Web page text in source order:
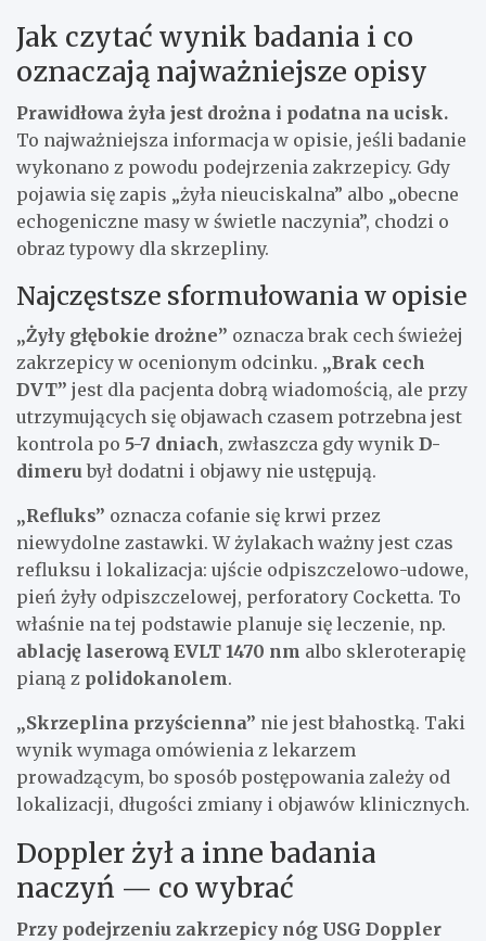
Jak czytać wynik badania i co
oznaczają najważniejsze opisy
Prawidłowa żyła jest drożna i podatna na ucisk.
To najważniejsza informacja w opisie, jeśli badanie
wykonano z powodu podejrzenia zakrzepicy. Gdy
pojawia się zapis „żyła nieuciskalna” albo „obecne
echogeniczne masy w świetle naczynia”, chodzi o
obraz typowy dla skrzepliny.
Najczęstsze sformułowania w opisie
„Żyły głębokie drożne” oznacza brak cech świeżej
zakrzepicy w ocenionym odcinku. „Brak cech
DVT” jest dla pacjenta dobrą wiadomością, ale przy
utrzymujących się objawach czasem potrzebna jest
kontrola po 5-7 dniach, zwłaszcza gdy wynik D-
dimeru był dodatni i objawy nie ustępują.
„Refluks” oznacza cofanie się krwi przez
niewydolne zastawki. W żylakach ważny jest czas
refluksu i lokalizacja: ujście odpiszczelowo-udowe,
pień żyły odpiszczelowej, perforatory Cocketta. To
właśnie na tej podstawie planuje się leczenie, np.
ablację laserową EVLT 1470 nm albo skleroterapię
pianą z polidokanolem.
„Skrzeplina przyścienna” nie jest błahostką. Taki
wynik wymaga omówienia z lekarzem
prowadzącym, bo sposób postępowania zależy od
lokalizacji, długości zmiany i objawów klinicznych.
Doppler żył a inne badania
naczyń — co wybrać
Przy podejrzeniu zakrzepicy nóg USG Doppler